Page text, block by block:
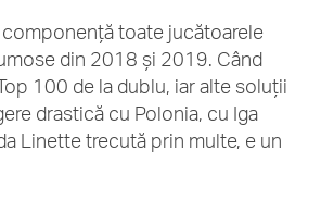
componență toate jucătoarele
din 2018 și 2019. Când
100 de la dublu, iar alte soluții
drastică cu Polonia, cu Iga
Linette trecută prin multe, e un